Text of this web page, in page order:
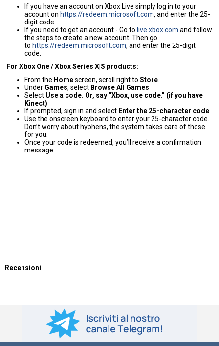
If you have an account on Xbox Live simply log in to your
account on https://redeem.microsoft.com, and enter the 25-
digit code.
If you need to get an account - Go to live.xbox.com and follow
the steps to create a new account. Then go
to https://redeem.microsoft.com, and enter the 25-digit
code.
For Xbox One / Xbox Series X|S products:
From the Homescreen, scroll right to Store
Under Games, select Browse All Games
Select Use a code. Or, say “Xbox, use code.” (if you have
Kinect)
If prompted, sign in and select Enter the 25-character code
Use the onscreen keyboard to enter your 25-character code.
Don’t worry about hyphens, the system takes care of those
for you.
Once your code is redeemed, you’ll receive a confirmation
message.
Recensioni